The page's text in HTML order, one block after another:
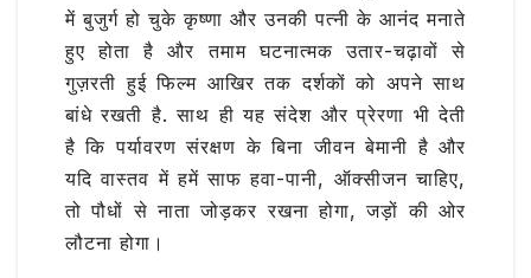
में बुजुर्ग हो चुके कृष्णा और उनकी पत्नी के आनंद मनाते
हुए होता है और तमाम घटनात्‍मक उतार-चढ़ावों से
गुज़रती हुई फिल्‍म आखिर तक दर्शकों को अपने साथ
बांधे रखती है. साथ ही यह संदेश और प्रेरणा भी देती
है कि पर्यावरण संरक्षण के बिना जीवन बेमानी है और
यदि वास्तव में हमें साफ हवा-पानी, ऑक्सीजन चाहिए,
तो पौधों से नाता जोड़कर रखना होगा, जड़ों की ओर
लौटना होगा।